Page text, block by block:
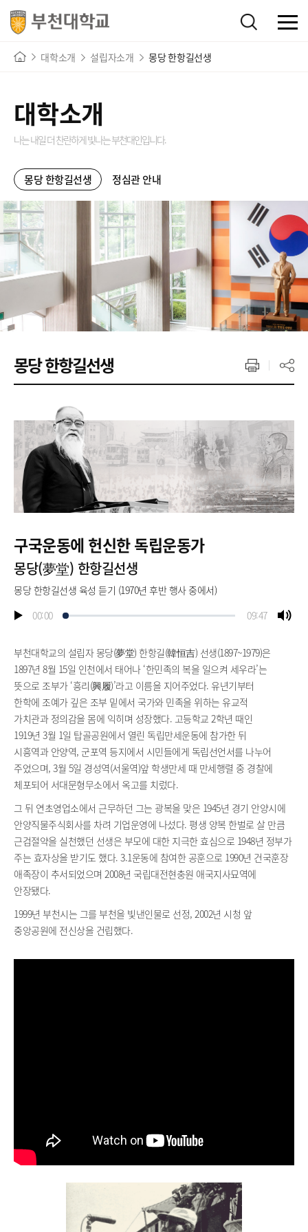
대학소개 설립자소개 몽당 한항길선생
대학소개
나는 내일 더 찬란하게 빛나는부천대인입니다.
몽당 한항길선생 정심관 안내
몽당 한항길선생
구국운동에 헌신한 독립운동가
몽당(夢堂) 한항길선생
몽당 한항길선생 육성 듣기 (1970년 후반 행사 중에서)
00:00
09:47
부천대학교의 설립자 몽당(夢堂) 한항길(韓恒吉) 선생(1897~1979)은
1897년 8월 15일 인천에서 태어나 ‘한민족의 복을 일으켜 세우라’는
뜻으로 조부가 ‘흥리(興履)’라고 이름을 지어주었다. 유년기부터
한학에 조예가 깊은 조부 밑에서 국가와 민족을 위하는 유교적
가치관과 정의감을 몸에 익히며 성장했다. 고등학교 2학년 때인
1919년 3월 1일 탑골공원에서 열린 독립만세운동에 참가한 뒤
시흥역과 안양역, 군포역 등지에서 시민들에게 독립선언서를 나누어
주었으며, 3월 5일 경성역(서울역)앞 학생만세 때 만세행렬 중 경찰에
체포되어 서대문형무소에서 옥고를 치렀다.
그 뒤 연초영업소에서 근무하던 그는 광복을 맞은 1945년 경기 안양시에
안양직물주식회사를 차려 기업운영에 나섰다. 평생 양복 한벌로 살 만큼
근검절약을 실천했던 선생은 부모에 대한 지극한 효심으로 1948년 정부가
주는 효자상을 받기도 했다. 3.1운동에 참여한 공훈으로 1990년 건국훈장
애족장이 추서되었으며 2008년 국립대전현충원 애국지사묘역에
안장됐다.
1999년 부천시는 그를 부천을 빛낸인물로 선정, 2002년 시청 앞
중앙공원에 전신상을 건립했다.